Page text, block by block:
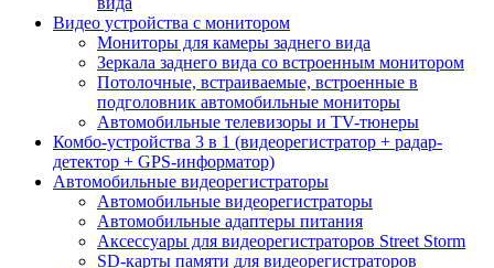
Видео устройства c монитором
Мониторы для камеры заднего вида
Зеркала заднего вида со встроенным монитором
Потолочные, встраиваемые, встроенные в
подголовник автомобильные мониторы
Автомобильные телевизоры и TV-тюнеры
Комбо-устройства 3 в 1 (видеорегистратор + радар-
детектор + GPS-информатор)
Автомобильные видеорегистраторы
Автомобильные видеорегистраторы
Автомобильные адаптеры питания
Аксессуары для видеорегистраторов Street Storm
SD-карты памяти для видеорегистраторов